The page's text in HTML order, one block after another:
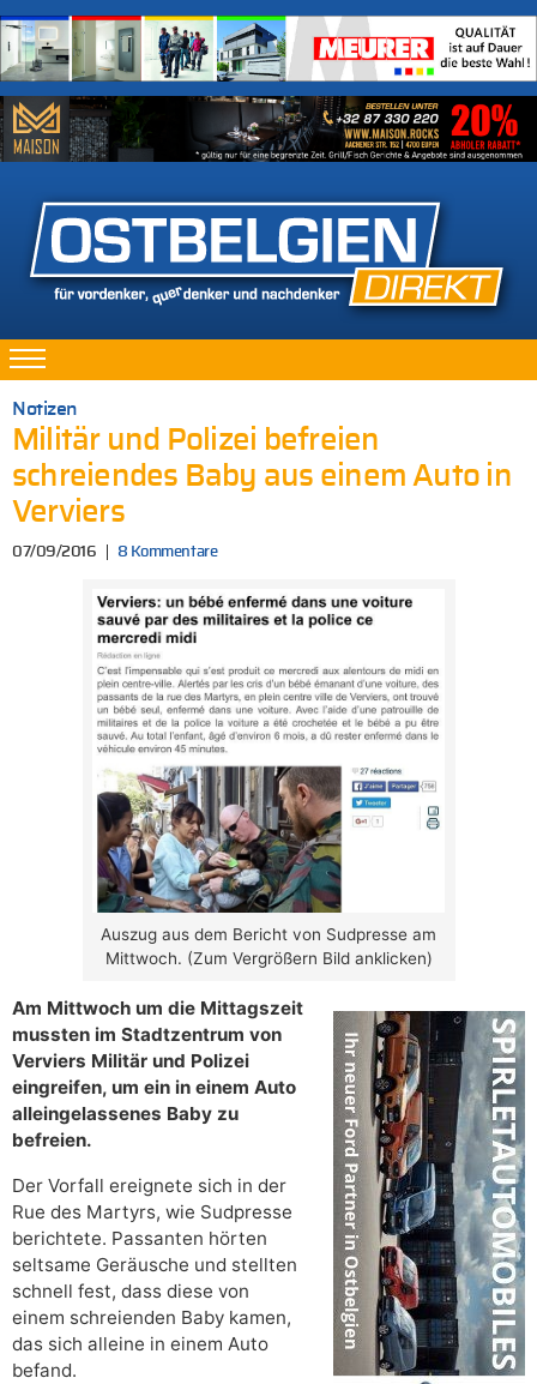
Notizen
Militär und Polizei befreien
schreiendes Baby aus einem Auto in
Verviers
07/09/2016 8 Kommentare
Auszug aus dem Bericht von Sudpresse am
Mittwoch. (Zum Vergrößern Bild anklicken)
Am Mittwoch um die Mittagszeit
mussten im Stadtzentrum von
Verviers Militär und Polizei
eingreifen, um ein in einem Auto
alleingelassenes Baby zu
befreien.
Der Vorfall ereignete sich in der
Rue des Martyrs, wie Sudpresse
berichtete. Passanten hörten
seltsame Geräusche und stellten
schnell fest, dass diese von
einem schreienden Baby kamen,
das sich alleine in einem Auto
befand.